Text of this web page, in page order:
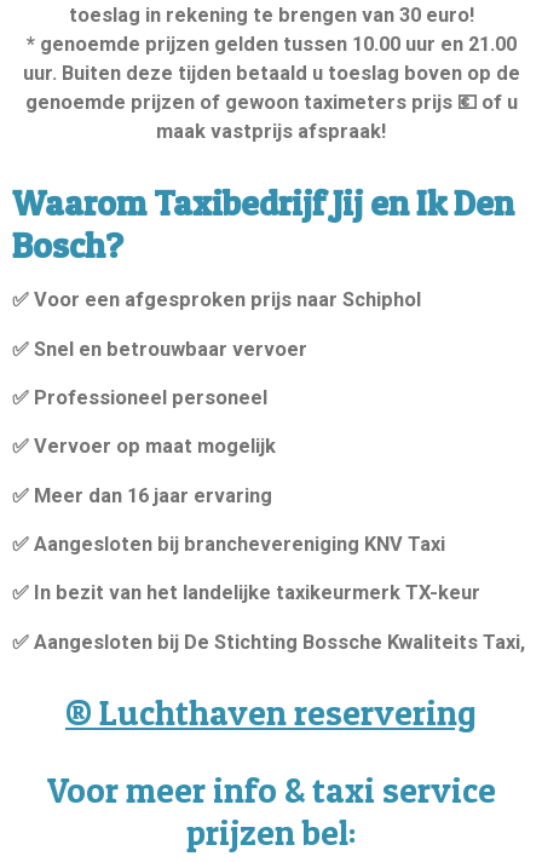
toeslag in rekening te brengen van 30 euro!
* genoemde prijzen gelden tussen 10.00 uur en 21.00
uur. Buiten deze tijden betaald u toeslag boven op de
genoemde prijzen of gewoon taximeters prijs 💶 of u
maak vastprijs afspraak!
Waarom Taxibedrijf Jij en Ik Den
Bosch?
✅ Voor een afgesproken prijs naar Schiphol
✅ Snel en betrouwbaar vervoer
✅ Professioneel personeel
✅ Vervoer op maat mogelijk
✅ Meer dan 16 jaar ervaring
✅ Aangesloten bij branchevereniging KNV Taxi
✅ In bezit van het landelijke taxikeurmerk TX-keur
✅ Aangesloten bij De Stichting Bossche Kwaliteits Taxi,
®️ Luchthaven reservering
Voor meer info & taxi service
prijzen bel: